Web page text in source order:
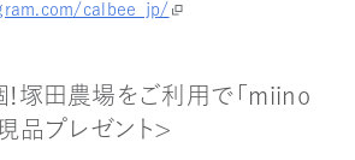
calbee_jp/
塚田農場をご利用で「miino
品プレゼント＞